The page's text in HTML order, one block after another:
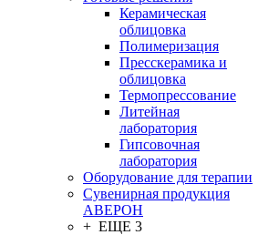
Керамическая
облицовка
Полимеризация
Пресскерамика и
облицовка
Термопрессование
Литейная
лаборатория
Гипсовочная
лаборатория
Оборудование для терапии
Сувенирная продукция
АВЕРОН
+ ЕЩЕ 3